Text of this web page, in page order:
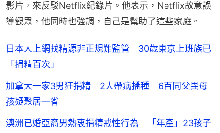
影片，來反駁Netflix紀錄片。他表示，Netflix故意誤
導觀眾，他同時也強調，自己是幫助了這些家庭。
日本人上網找精源非正規難監管 30歲東京上班族已
「捐精百次」
加拿大一家3男狂捐精 2人帶病播種 6百同父異母
孩疑聚居一省
澳洲已婚亞裔男熱衷捐精戒性行為 「年產」23孩子